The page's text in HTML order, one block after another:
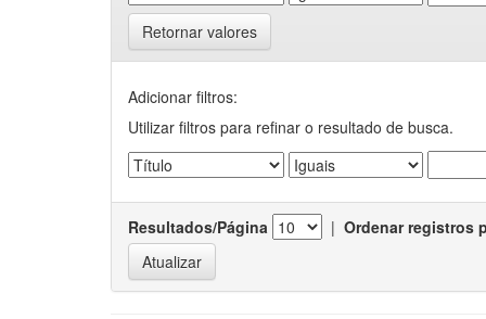
Retornar valores
Adicionar filtros:
Utilizar filtros para refinar o resultado de busca.
Resultados/Página | Ordenar registros